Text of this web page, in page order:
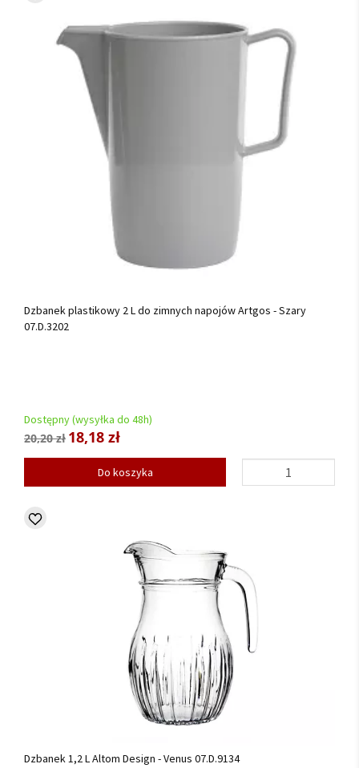
Dzbanek plastikowy 2 L do zimnych napojów Artgos - Szary
07.D.3202
Dostępny (wysyłka do 48h)
20,20 zł 18,18 zł
Do koszyka
Dzbanek 1,2 L Altom Design - Venus 07.D.9134